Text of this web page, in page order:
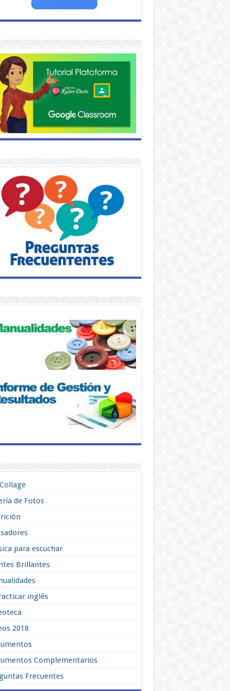
de Fotos
para escuchar
Brillantes
inglés
2018
Complementarios
Frecuentes